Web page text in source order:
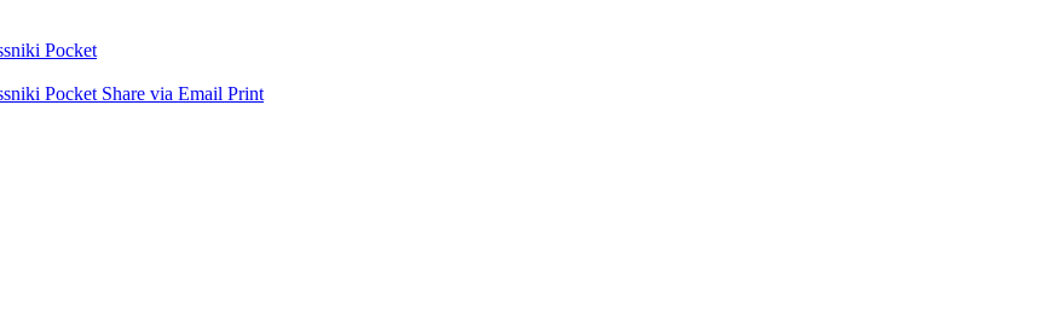
Pocket
Pocket Share via Email Print